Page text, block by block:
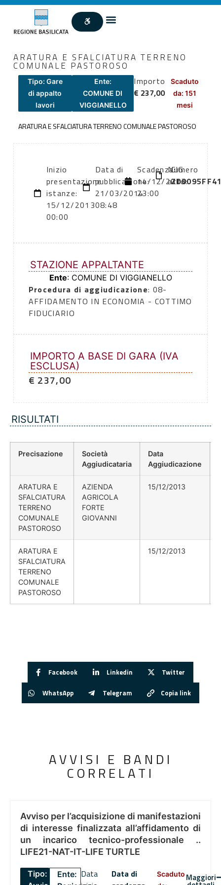
ARATURA E SFALCIATURA TERRENO
COMUNALE PASTOROSO
Tipo: Gare
di appalto
lavori
Ente:
COMUNE DI
VIGGIANELLO
Importo
€ 237,00
Scaduto
da: 151
mesi
ARATURA E SFALCIATURA TERRENO COMUNALE PASTOROSO
Inizio
presentazione
istanze:
15/12/2013
00:00
Data di
pubblicazione:
21/03/2014
08:48
Scadenza:
14/12/2013
23:00
Numero
atto:
CIG:
STAZIONE APPALTANTE
Ente: COMUNE DI VIGGIANELLO
Procedura di aggiudicazione: 08-
AFFIDAMENTO IN ECONOMIA - COTTIMO
FIDUCIARIO
IMPORTO A BASE DI GARA (IVA
ESCLUSA)
€ 237,00
RISULTATI
Precisazione
Società
Aggiudicataria
Data
Aggiudicazione
ARATURA E
SFALCIATURA
TERRENO
COMUNALE
PASTOROSO
AZIENDA
AGRICOLA
FORTE
GIOVANNI
15/12/2013
ARATURA E
SFALCIATURA
TERRENO
COMUNALE
PASTOROSO
15/12/2013
Facebook Linkedin Twitter
WhatsApp Telegram Copia link
AVVISI E BANDI
CORRELATI
Avviso per l’acquisizione di manifestazioni
di interesse finalizzata all’affidamento di
un incarico tecnico-professionale ..
LIFE21-NAT-IT-LIFE TURTLE
Tipo:
Ente: Data
Data di
Scaduto Maggiori